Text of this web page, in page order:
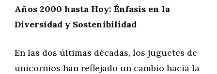
Años 2000 hasta Hoy: Énfasis en la
Diversidad y Sostenibilidad
En las dos últimas décadas, los juguetes de
unicornios han reflejado un cambio hacia la